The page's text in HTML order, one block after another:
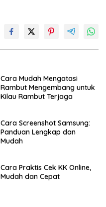
Cara Mudah Mengatasi
Rambut Mengembang untuk
Kilau Rambut Terjaga
Cara Screenshot Samsung:
Panduan Lengkap dan
Mudah
Cara Praktis Cek KK Online,
Mudah dan Cepat